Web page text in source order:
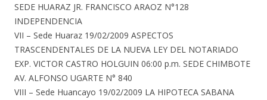
SEDE HUARAZ JR. FRANCISCO ARAOZ N°128
INDEPENDENCIA
VII – Sede Huaraz 19/02/2009 ASPECTOS
TRASCENDENTALES DE LA NUEVA LEY DEL NOTARIADO
EXP. VICTOR CASTRO HOLGUIN 06:00 p.m. SEDE CHIMBOTE
AV. ALFONSO UGARTE N° 840
VIII – Sede Huancayo 19/02/2009 LA HIPOTECA SABANA